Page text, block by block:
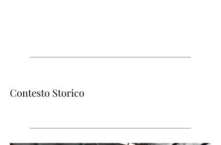
Contesto Storico